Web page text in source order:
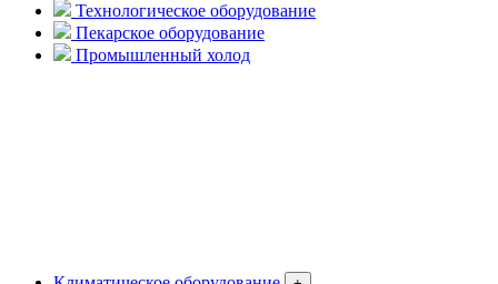
Технологическое оборудование
Пекарское оборудование
Промышленный холод